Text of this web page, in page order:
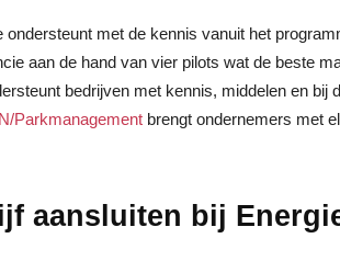
ondersteunt met de kennis vanuit het
aan de hand van vier pilots wat de beste
bedrijven met kennis, middelen en bij
Parkmanagement brengt ondernemers met
aansluiten bij